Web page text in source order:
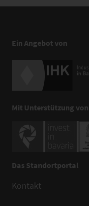
Ein Angebot von
Mit Unterstützung von
Das Standortportal
Kontakt